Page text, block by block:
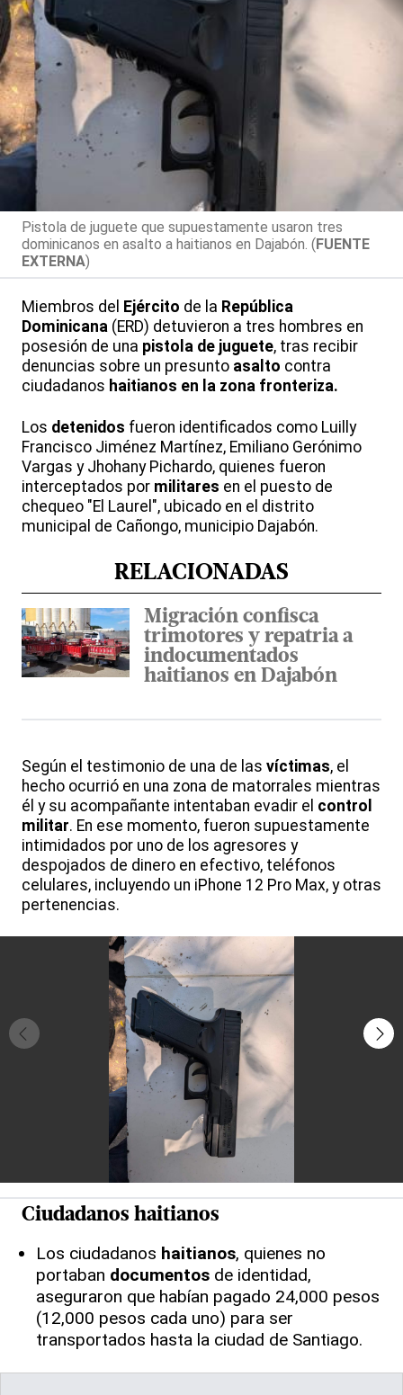
Pistola de juguete que supuestamente usaron tres
dominicanos en asalto a haitianos en Dajabón. (FUENTE
EXTERNA)
Miembros del Ejército de la República
Dominicana (ERD) detuvieron a tres hombres en
posesión de una pistola de juguete, tras recibir
denuncias sobre un presunto asalto contra
ciudadanos haitianos en la zona fronteriza.
Los detenidos fueron identificados como Luilly
Francisco Jiménez Martínez, Emiliano Gerónimo
Vargas y Jhohany Pichardo, quienes fueron
interceptados por militares en el puesto de
chequeo "El Laurel", ubicado en el distrito
municipal de Cañongo, municipio Dajabón.
RELACIONADAS
Migración confisca
trimotores y repatria a
indocumentados
haitianos en Dajabón
Según el testimonio de una de las víctimas, el
hecho ocurrió en una zona de matorrales mientras
él y su acompañante intentaban evadir el control
militar. En ese momento, fueron supuestamente
intimidados por uno de los agresores y
despojados de dinero en efectivo, teléfonos
celulares, incluyendo un iPhone 12 Pro Max, y otras
pertenencias.
Ciudadanos haitianos
Los ciudadanos haitianos, quienes no
portaban documentos de identidad,
aseguraron que habían pagado 24,000 pesos
(12,000 pesos cada uno) para ser
transportados hasta la ciudad de Santiago.